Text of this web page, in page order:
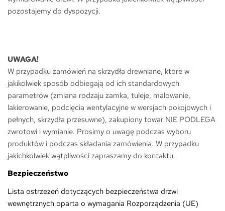
pozostajemy do dyspozycji.
UWAGA!
W przypadku zamówień na skrzydła drewniane, które w
jakikolwiek sposób odbiegają od ich standardowych
parametrów (zmiana rodzaju zamka, tuleje, malowanie,
lakierowanie, podcięcia wentylacyjne w wersjach pokojowych i
pełnych, skrzydła przesuwne), zakupiony towar NIE PODLEGA
zwrotowi i wymianie. Prosimy o uwagę podczas wyboru
produktów i podczas składania zamówienia. W przypadku
jakichkolwiek wątpliwości zapraszamy do kontaktu.
Bezpieczeństwo
Lista ostrzeżeń dotyczących bezpieczeństwa drzwi
wewnętrznych oparta o wymagania Rozporządzenia (UE)